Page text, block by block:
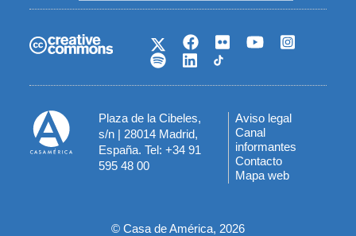
Plaza de la Cibeles,
s/n | 28014 Madrid,
España. Tel: +34 91
595 48 00
Menú
del
pie
Aviso legal
Canal
informantes
Contacto
Mapa web
© Casa de América, 2026